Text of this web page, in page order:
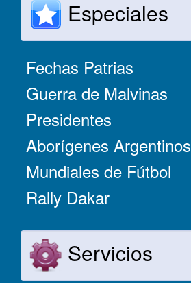
Especiales
Fechas Patrias
Guerra de Malvinas
Presidentes
Aborígenes Argentinos
Mundiales de Fútbol
Rally Dakar
Servicios